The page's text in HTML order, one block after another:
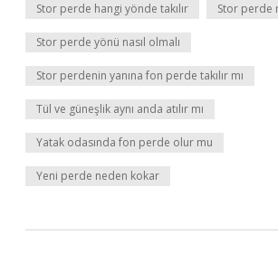
Stor perde hangi yönde takılır Stor perde
Stor perde yönü nasıl olmalı
Stor perdenin yanına fon perde takılır mı
Tül ve güneşlik aynı anda atılır mı
Yatak odasında fon perde olur mu
Yeni perde neden kokar